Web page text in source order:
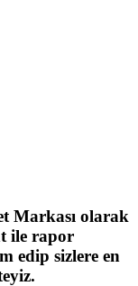
Markası olarak
ile rapor
edip sizlere en